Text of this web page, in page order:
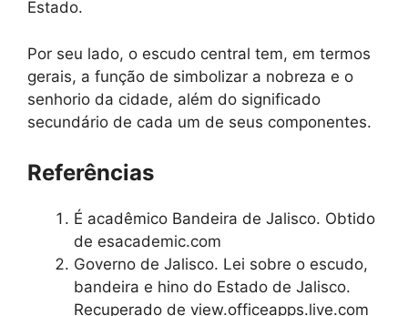
Estado.
Por seu lado, o escudo central tem, em termos
gerais, a função de simbolizar a nobreza e o
senhorio da cidade, além do significado
secundário de cada um de seus componentes.
Referências
É acadêmico Bandeira de Jalisco. Obtido
de esacademic.com
Governo de Jalisco. Lei sobre o escudo,
bandeira e hino do Estado de Jalisco.
Recuperado de view.officeapps.live.com